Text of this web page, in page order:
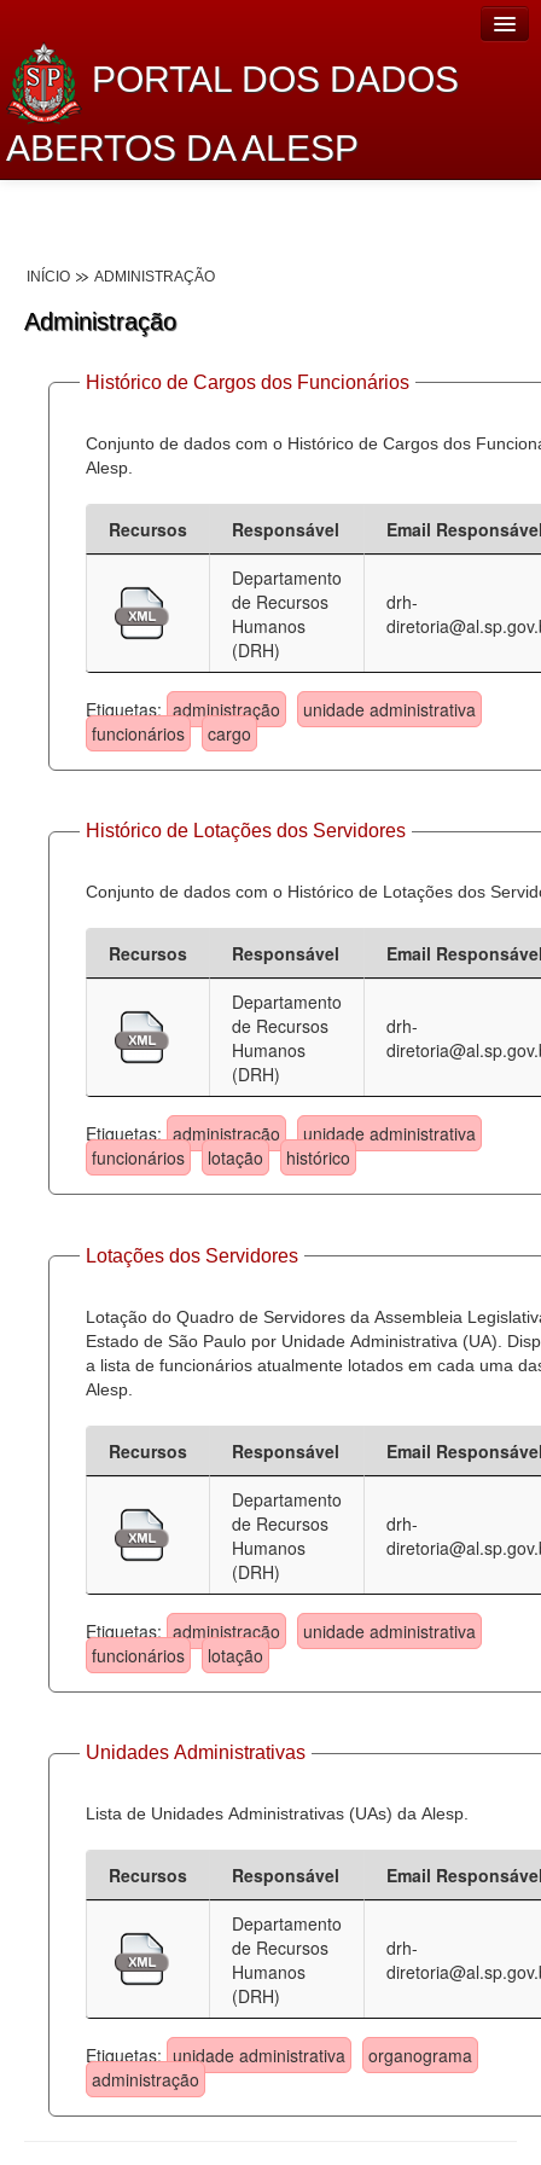
PORTAL DOS DADOS
ABERTOS DA ALESP
Dados Abertos Alesp
Lei de Acesso à Informação
Dados Governamentais Abertos
Planejamento
Catálogo de dados
Processo Legislativo
Administração
Legislação
Agenda
Perguntas frequentes
Contato
INÍCIO ADMINISTRAÇÃO
Administração
Histórico de Cargos dos Funcionários
Conjunto de dados com o Histórico de Cargos dos
Alesp.
Recursos Responsável
Email
Departamento
de Recursos
Humanos
(DRH)
drh-
Etiquetas: administração
unidade administrativa
funcionários
cargo
Histórico de Lotações dos Servidores
Conjunto de dados com o Histórico de Lotações dos
Recursos Responsável
Email
Departamento
de Recursos
Humanos
(DRH)
drh-
Etiquetas: administração
unidade administrativa
funcionários
lotação histórico
Lotações dos Servidores
Lotação do Quadro de Servidores da Assembleia
Estado de São Paulo por Unidade Administrativa (UA).
a lista de funcionários atualmente lotados em cada uma
Alesp.
Recursos Responsável
Email
Departamento
de Recursos
Humanos
(DRH)
drh-
Etiquetas: administração
unidade administrativa
funcionários
lotação
Unidades Administrativas
Lista de Unidades Administrativas (UAs) da Alesp.
Recursos Responsável
Email
Departamento
de Recursos
Humanos
(DRH)
drh-
Etiquetas: unidade administrativa
organograma
administração